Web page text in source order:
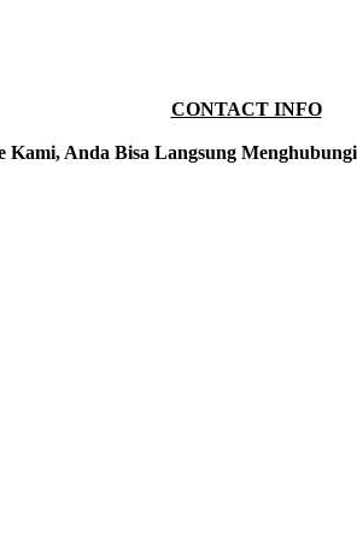
CONTACT INFO
Anda Bisa Langsung